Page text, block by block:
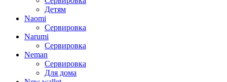
Детям
Naomi
Сервировка
Narumi
Сервировка
Neman
Сервировка
Для дома